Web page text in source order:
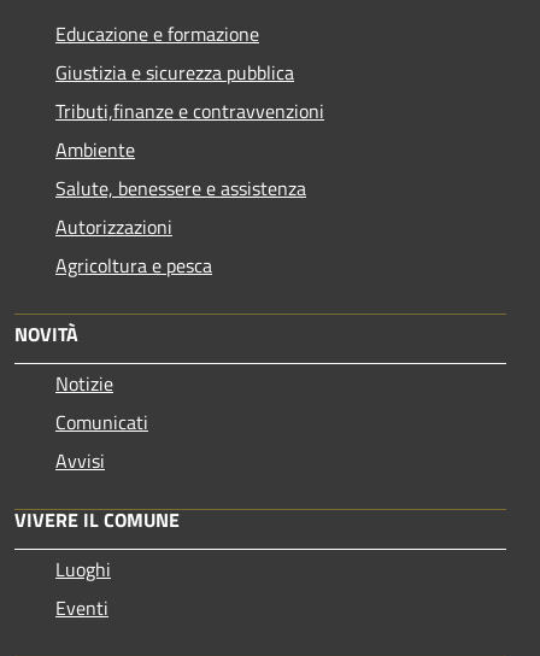
Educazione e formazione
Giustizia e sicurezza pubblica
Tributi,finanze e contravvenzioni
Ambiente
Salute, benessere e assistenza
Autorizzazioni
Agricoltura e pesca
NOVITÀ
Notizie
Comunicati
Avvisi
VIVERE IL COMUNE
Luoghi
Eventi